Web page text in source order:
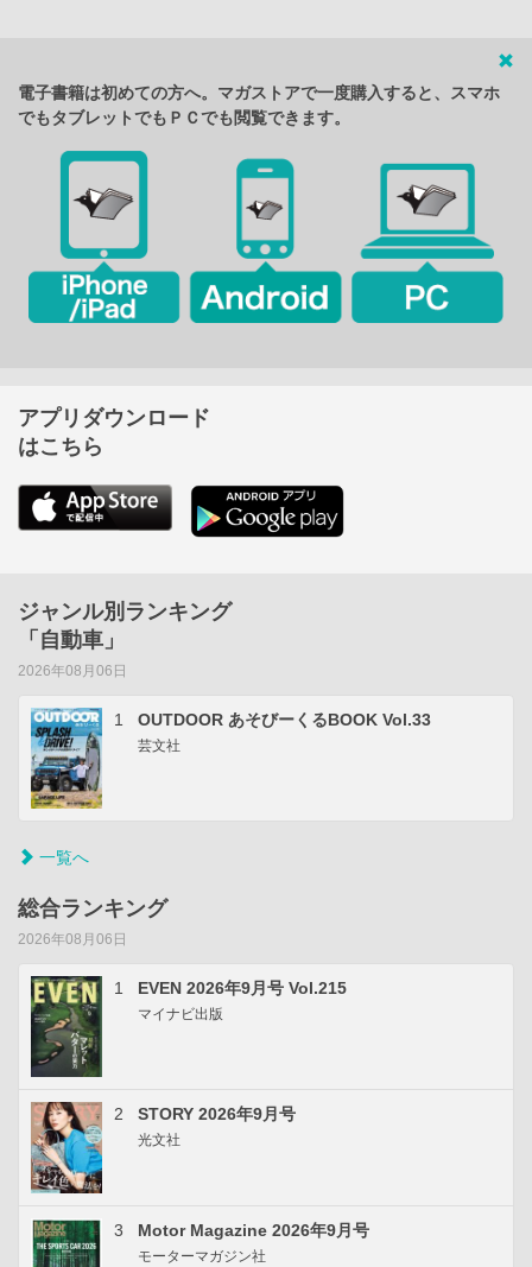
電子書籍は初めての方へ。マガストアで一度購入すると、スマホ
でもタブレットでもＰＣでも閲覧できます。
アプリダウンロード
はこちら
ジャンル別ランキング
「自動車」
2026年08月06日
1 OUTDOOR あそびーくるBOOK Vol.33
芸文社
一覧へ
総合ランキング
2026年08月06日
1 EVEN 2026年9月号 Vol.215
マイナビ出版
2 STORY 2026年9月号
光文社
3 Motor Magazine 2026年9月号
モーターマガジン社